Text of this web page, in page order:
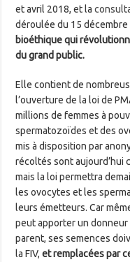
et avril 2018, et la
déroulée du 15 décembre
bioéthique qui
du grand public.
Elle contient de
l’ouverture de la loi de
millions de femmes à
spermatozoïdes et des
mis à disposition par
récoltés sont aujourd’hui
mais la loi permettra
les ovocytes et les
leurs émetteurs. Car
peut apporter un
parent, ses semences
la FIV,et remplacées par